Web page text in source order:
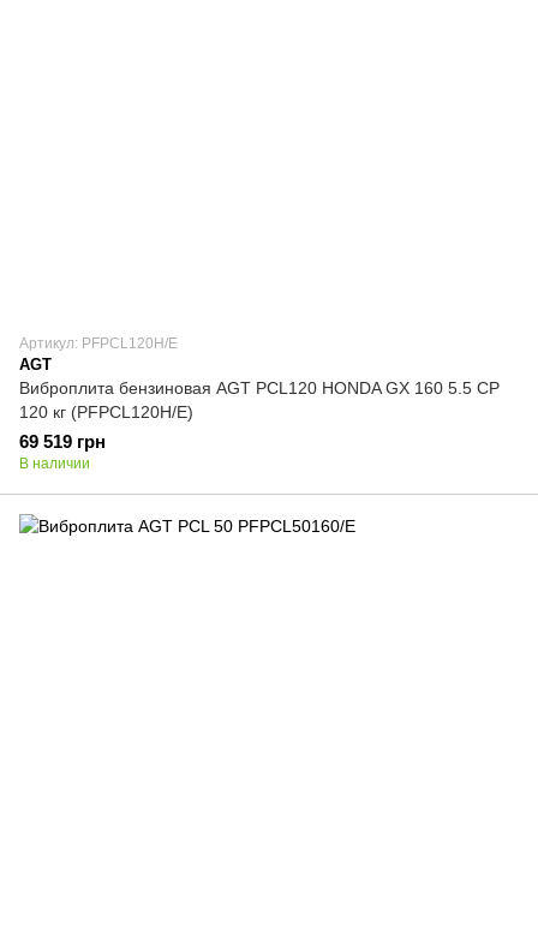
Артикул: PFPCL120H/E
AGT
Виброплита бензиновая AGT PCL120 HONDA GX 160 5.5 CP
120 кг (PFPCL120H/E)
69 519 грн
В наличии